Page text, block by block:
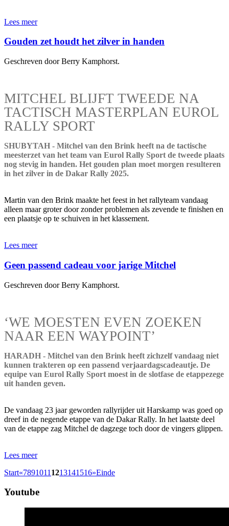
Lees meer
Gouden zet houdt het zilver in handen
Geschreven door Berry Kamphorst.
MITCHEL BLIJFT TWEEDE NA
TACTISCH MASTERPLAN EUROL
RALLY SPORT
SHUBYTAH - Mitchel van den Brink heeft na de tactische
meesterzet van het team van Eurol Rally Sport de tweede plaats
nog stevig in handen. Het gouden plan moet morgen resulteren
in het zilver in de Dakar Rally 2025.
Martin van den Brink maakte het feest in het rallyteam vandaag
alleen maar groter door zonder problemen als zevende te finishen en
een plaatsje op te schuiven in het klassement.
Lees meer
Geen passend cadeau voor jarige Mitchel
Geschreven door Berry Kamphorst.
‘WE MOESTEN EVEN ZOEKEN
NAAR EEN WAYPOINT’
HARADH - Mitchel van den Brink heeft zichzelf vandaag niet
kunnen trakteren op een passend verjaardagscadeautje. De
equipe van Eurol Rally Sport moest in de slotfase de etappezege
uit handen geven.
De vandaag 23 jaar geworden rallyrijder uit Harskamp was goed op
dreef in de negende etappe van de Dakar Rally. In het laatste deel
van de etappe zag Mitchel de dagzege toch door de vingers glippen.
Lees meer
Start«7891011 1213141516»Einde
Youtube